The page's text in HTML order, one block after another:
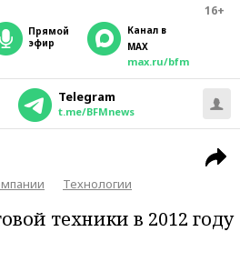
16+
прямой
эфир
Канал в
MAX
max.ru/bfm
Telegram
t.me/BFMnews
Технологии
техники в 2012 году